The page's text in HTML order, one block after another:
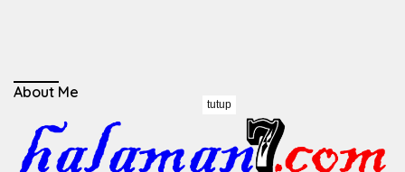
About Me
tutup